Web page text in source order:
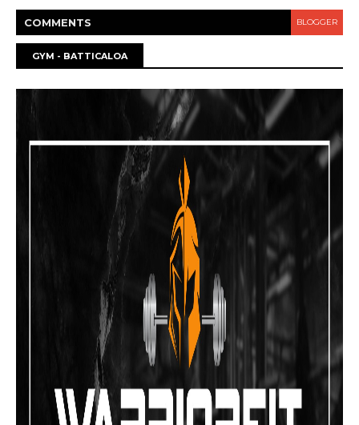
COMMENTS BLOGGER
GYM - BATTICALOA